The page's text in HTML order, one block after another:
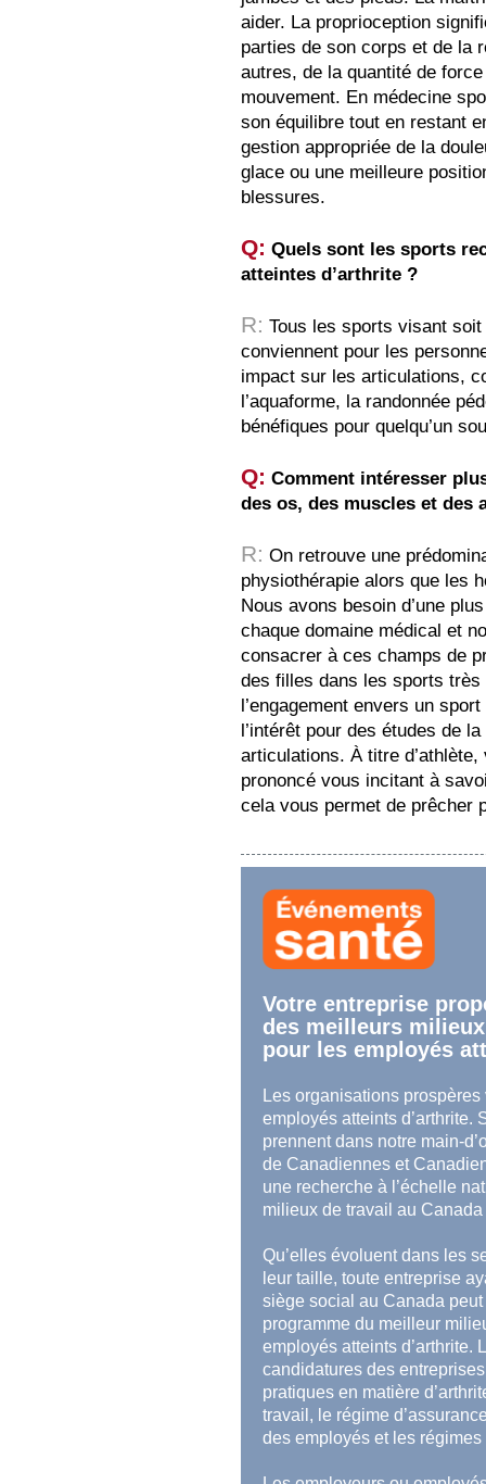
aider. La proprioception
parties de son corps et de la
autres, de la quantité de
mouvement. En médecine
son équilibre tout en restant
gestion appropriée de la
glace ou une meilleure
blessures.
Q: Quels sont les sports
atteintes d’arthrite ?
R: Tous les sports visant
conviennent pour les
impact sur les articulations,
l’aquaforme, la randonnée
bénéfiques pour quelqu’un
Q: Comment intéresser
des os, des muscles et des
R: On retrouve une
physiothérapie alors que les
Nous avons besoin d’une
chaque domaine médical et
consacrer à ces champs de
des filles dans les sports très
l’engagement envers un
l’intérêt pour des études de
articulations. À titre
prononcé vous incitant à
cela vous permet de prêcher
Votre entreprise
des meilleurs
pour les employés
Les organisations
employés atteints d’arthrite.
prennent dans notre main-
de Canadiennes et
une recherche à l’échelle
milieux de travail au
Qu’elles évoluent dans les
leur taille, toute entreprise
siège social au Canada
programme du meilleur
employés atteints d’arthrite.
candidatures des
pratiques en matière
travail, le régime
des employés et les régimes